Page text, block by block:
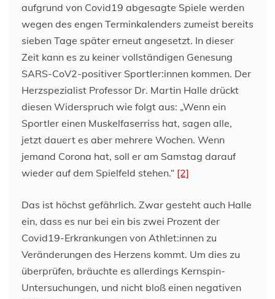
aufgrund von Covid19 abgesagte Spiele werden
wegen des engen Terminkalenders zumeist bereits
sieben Tage später erneut angesetzt. In dieser
Zeit kann es zu keiner vollständigen Genesung
SARS-CoV2-positiver Sportler:innen kommen. Der
Herzspezialist Professor Dr. Martin Halle drückt
diesen Widerspruch wie folgt aus: „Wenn ein
Sportler einen Muskelfaserriss hat, sagen alle,
jetzt dauert es aber mehrere Wochen. Wenn
jemand Corona hat, soll er am Samstag darauf
wieder auf dem Spielfeld stehen.“ [2]
Das ist höchst gefährlich. Zwar gesteht auch Halle
ein, dass es nur bei ein bis zwei Prozent der
Covid19-Erkrankungen von Athlet:innen zu
Veränderungen des Herzens kommt. Um dies zu
überprüfen, bräuchte es allerdings Kernspin-
Untersuchungen, und nicht bloß einen negativen